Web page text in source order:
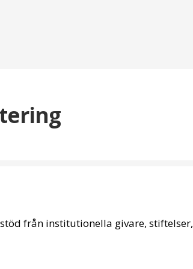
från institutionella givare, stiftelser,